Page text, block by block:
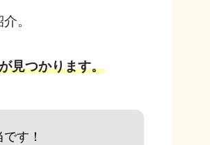
。
見つかります。
す！